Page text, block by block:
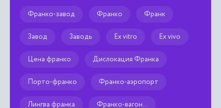
Франко-завод Франко Франк
Завод Заводь Ex vitro Ex vivo
Цена франко Дислокация Франка
Порто-франко Франко-аэропорт
Лингва франка Франко-вагон...